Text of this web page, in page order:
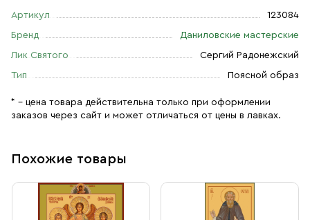
Артикул 123084
Бренд Даниловские мастерские
Лик Святого Сергий Радонежский
Тип Поясной образ
* – цена товара действительна только при оформлении
заказов через сайт и может отличаться от цены в лавках.
Похожие товары